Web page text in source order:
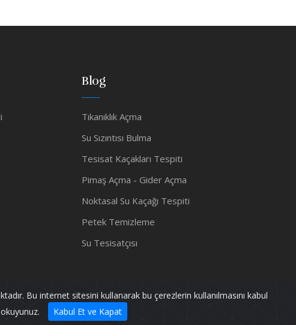
Bu internet sitesini kullanarak bu çerezlerin kullanılmasını kabul
okuyunuz. Kabul Et ve Kapat
Blog
Tıkanıklık Açma
Su Sızıntısı Bulma
Tesisat Kaçakları Tespiti
Pimaş Açma - Gider Açma
Noktasal Su Kaçağı Tespiti
Petek Temizleme
Su Tesisatçısı